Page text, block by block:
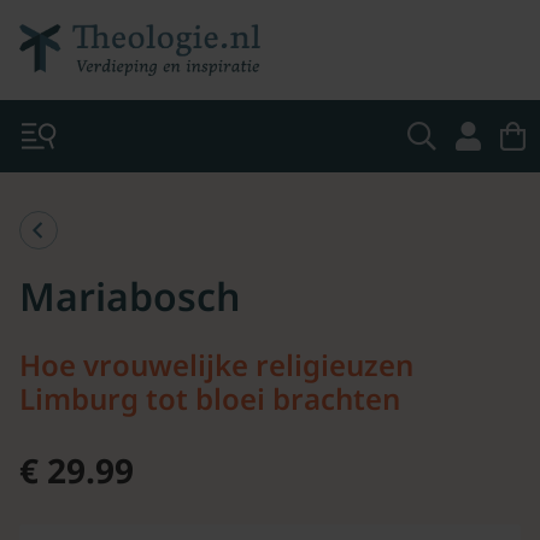
Mariabosch
Hoe vrouwelijke religieuzen
Limburg tot bloei brachten
€ 29.99